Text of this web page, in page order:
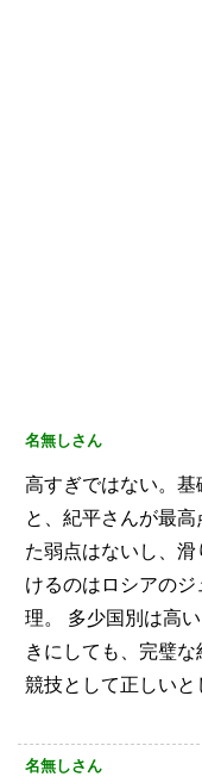
名無しさん
高すぎではない。
と、紀平さんが最高
た弱点はないし、滑
けるのはロシアの
理。
多少国別は高
きにしても、完璧
競技として正しいと
名無しさん